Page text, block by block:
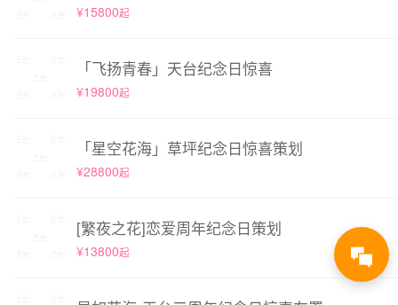
¥15800起
「飞扬青春」天台纪念日惊喜
¥19800起
「星空花海」草坪纪念日惊喜策划
¥28800起
[繁夜之花]恋爱周年纪念日策划
¥13800起